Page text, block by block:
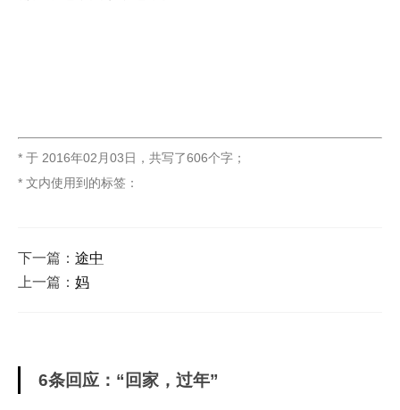
* 于 2016年02月03日 ， 共写了606个字 ；
* 文内使用到的标签：
下一篇： 途中
上一篇： 妈
6条回应：“回家，过年”